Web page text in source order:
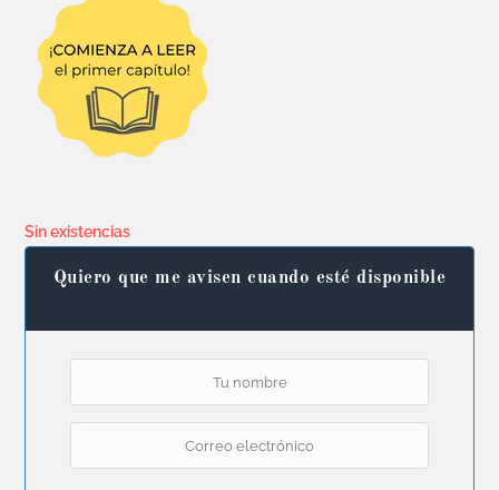
Sin existencias
Quiero que me avisen cuando esté disponible